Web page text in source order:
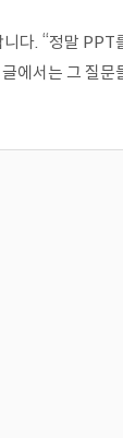
다. “정말 PPT
에서는 그 질문